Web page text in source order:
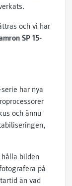
och vi har
SP 15-
har nya
och ännu
bilden
på
än vad